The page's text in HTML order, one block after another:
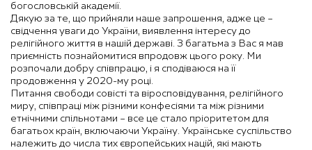
богословській академії.
Дякую за те, що прийняли наше запрошення, адже це –
свідчення уваги до України, виявлення інтересу до
релігійного життя в нашій державі. З багатьма з Вас я мав
приємність познайомитися впродовж цього року. Ми
розпочали добру співпрацю, і я сподіваюся на її
продовження у 2020-му році.
Питання свободи совісті та віросповідування, релігійного
миру, співпраці між різними конфесіями та між різними
етнічними спільнотами – все це стало пріоритетом для
багатьох країн, включаючи Україну. Українське суспільство
належить до числа тих європейських націй, які мають